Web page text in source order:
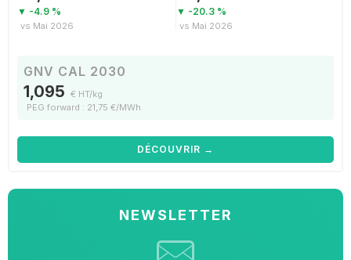
▼ -4.9 %
vs Mai 2026
▼ -20.3 %
vs Mai 2026
GNV CAL 2030
1,095 € HT/kg
PEG forward : 21,75 €/MWh
DÉCOUVRIR →
NEWSLETTER